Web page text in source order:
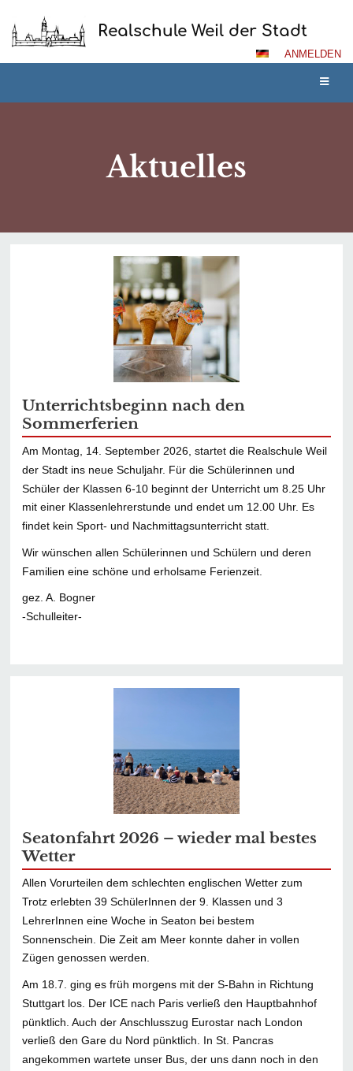
Realschule Weil der Stadt
ANMELDEN
Aktuelles
Unterrichtsbeginn nach den
Sommerferien
Am Montag, 14. September 2026, startet die Realschule Weil
der Stadt ins neue Schuljahr. Für die Schülerinnen und
Schüler der Klassen 6-10 beginnt der Unterricht um 8.25 Uhr
mit einer Klassenlehrerstunde und endet um 12.00 Uhr. Es
findet kein Sport- und Nachmittagsunterricht statt.
Wir wünschen allen Schülerinnen und Schülern und deren
Familien eine schöne und erholsame Ferienzeit.
gez. A. Bogner
-Schulleiter-
Seatonfahrt 2026 – wieder mal bestes
Wetter
Allen Vorurteilen dem schlechten englischen Wetter zum
Trotz erlebten 39 SchülerInnen der 9. Klassen und 3
LehrerInnen eine Woche in Seaton bei bestem
Sonnenschein. Die Zeit am Meer konnte daher in vollen
Zügen genossen werden.
Am 18.7. ging es früh morgens mit der S-Bahn in Richtung
Stuttgart los. Der ICE nach Paris verließ den Hauptbahnhof
pünktlich. Auch der Anschlusszug Eurostar nach London
verließ den Gare du Nord pünktlich. In St. Pancras
angekommen wartete unser Bus, der uns dann noch in den